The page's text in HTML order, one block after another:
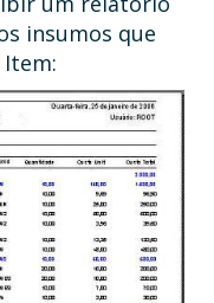
insumos que